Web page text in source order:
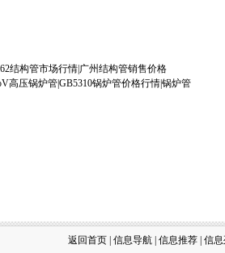
结构管市场行情|广州结构管销售价格
高压锅炉管|GB5310锅炉管价格行情|锅炉管
返回首页 信息导航 信息推荐 信